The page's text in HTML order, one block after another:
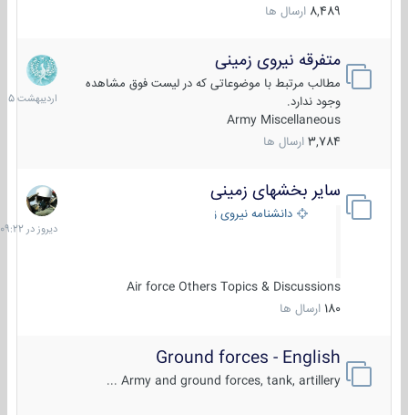
8,489 ارسال ها
متفرقه نیروی زمینی
مطالب مرتبط با موضوعاتی که در لیست فوق مشاهده
وجود ندارد.
Army Miscellaneous
3,784 ارسال ها
27
1405
سایر بخشهای زمینی
دانشنامه نیروی زمینی
Air force Others Topics & Discussions
180 ارسال ها
دیروز
در
09:22
Ground forces - English
Army and ground forces, tank, artillery ...